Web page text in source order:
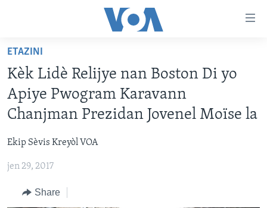
Skip
main
content
Skip
main
Navigation
Skip
Search
AYITI
AMERIK LATIN
ENTÈNASYONAL
VIDEO
FLASHPOINT IKRÈN
Learning English
ETAZINI
Kèk Lidè Relijye nan Boston Di yo
Apiye Pwogram Karavann
Chanjman Prezidan Jovenel Moïse la
Ekip Sèvis Kreyòl VOA
jen 29, 2017
Share